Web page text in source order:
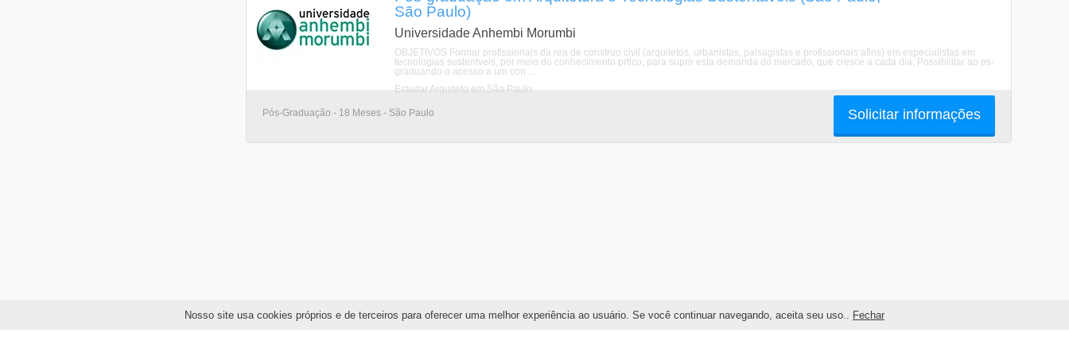
Nosso site usa cookies próprios e de terceiros para oferecer uma melhor experiência ao usuário. Se você continuar navegando, aceita seu uso.. Fechar
São Paulo)
Universidade Anhembi Morumbi
OBJETIVOS Formar profissionais da rea de construo civil (arquitetos, urbanistas, paisagistas e profissionais afins) em especialistas em
tecnologias sustentveis, por meio do conhecimento prtico, para suprir esta demanda do mercado, que cresce a cada dia; Possibilitar ao ps-
graduando o acesso a um con ...
Estudar Arquiteto em São Paulo
Pós-Graduação - 18 Meses - São Paulo Solicitar informações